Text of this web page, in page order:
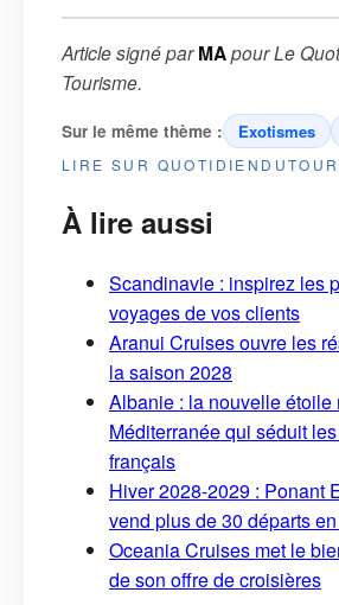
Article signé parMApourLe
Tourisme.
Sur le même thème : Exotismes
LIRE SUR
À lire aussi
Scandinavie : inspirez les
voyages de vos clients
Aranui Cruises ouvre les
la saison 2028
Albanie : la nouvelle étoile
Méditerranée qui séduit
français
Hiver 2028-2029 : Ponant
vend plus de 30 départs
Oceania Cruises met le
de son offre de croisières